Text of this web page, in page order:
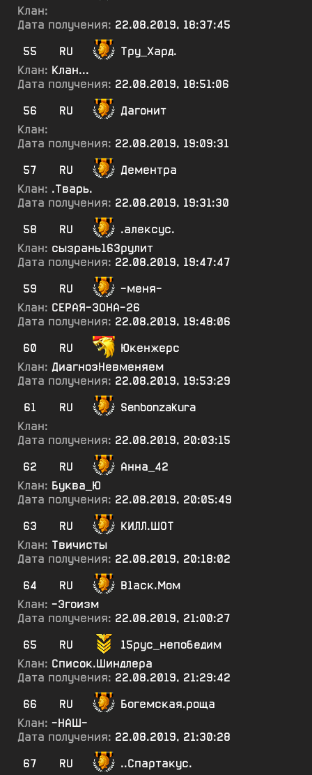
Клан:
Дата получения: 22.08.2019, 18:37:45
55
RU
Тру_Хард.
Клан: Клан...
Дата получения: 22.08.2019, 18:51:06
56
RU
Дагонит
Клан:
Дата получения: 22.08.2019, 19:09:31
57
RU
Дементра
Клан: .Тварь.
Дата получения: 22.08.2019, 19:31:30
58
RU
.алексус.
Клан: сызрань163рулит
Дата получения: 22.08.2019, 19:47:47
59
RU
-меня-
Клан: СЕРАЯ-ЗОНА-26
Дата получения: 22.08.2019, 19:48:06
60
RU
Юкенжерс
Клан: ДиагнозНевменяем
Дата получения: 22.08.2019, 19:53:29
61
RU
Senbonzakura
Клан:
Дата получения: 22.08.2019, 20:03:15
62
RU
Анна_42
Клан: Буква_Ю
Дата получения: 22.08.2019, 20:05:49
63
RU
КИЛЛ.ШОТ
Клан: Твичисты
Дата получения: 22.08.2019, 20:18:02
64
RU
В1аск.Мом
Клан: -Эгоизм
Дата получения: 22.08.2019, 21:00:27
65
RU
15рус_непобедим
Клан: Список.Шиндлера
Дата получения: 22.08.2019, 21:29:42
66
RU
Богемская.роща
Клан: -НАШ-
Дата получения: 22.08.2019, 21:30:28
67
RU ..Спартакус.